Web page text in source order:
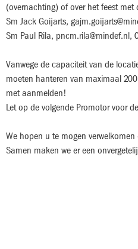
(overnachting) of over het feest
Sm Jack Goijarts,
Sm Paul Rila, pncm.rila@mindef.nl,
Vanwege de capaciteit van de
moeten hanteren van maximaal
met aanmelden!
Let op de volgende Promotor voor
We hopen u te mogen
Samen maken we er een